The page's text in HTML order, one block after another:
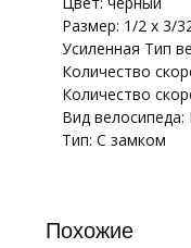
Размер: 1/2 х 3/
Усиленная Тип
Количество
Количество
Вид велосипеда:
Тип: С замком
Похожие